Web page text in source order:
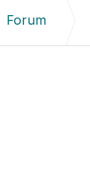
Forum